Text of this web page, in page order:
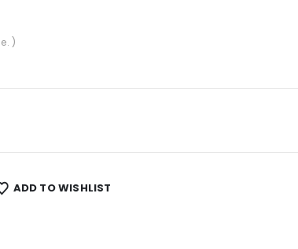
)
ADD TO WISHLIST